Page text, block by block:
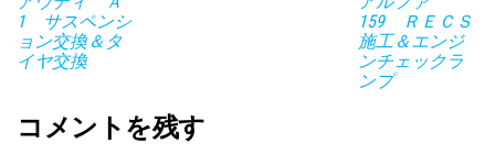
1 サスペンシ
ョン交換＆タ
イヤ交換
159 ＲＥＣＳ
施工＆エンジ
ンチェックラ
ンプ
コメントを残す